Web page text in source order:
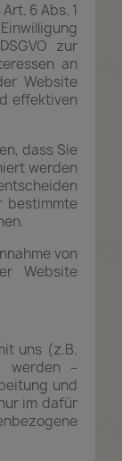
6 Abs. 1
zur
an
Website
effektiven
dass Sie
werden
bestimmte
von
Website
uns (z.B.
werden –
und
im dafür